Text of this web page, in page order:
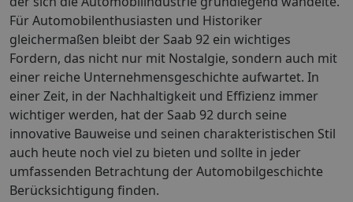
Für Automobilenthusiasten und Historiker
gleichermaßen bleibt der Saab 92 ein wichtiges
Fordern, das nicht nur mit Nostalgie, sondern auch mit
einer reiche Unternehmensgeschichte aufwartet. In
einer Zeit, in der Nachhaltigkeit und Effizienz immer
wichtiger werden, hat der Saab 92 durch seine
innovative Bauweise und seinen charakteristischen Stil
auch heute noch viel zu bieten und sollte in jeder
umfassenden Betrachtung der Automobilgeschichte
Berücksichtigung finden.